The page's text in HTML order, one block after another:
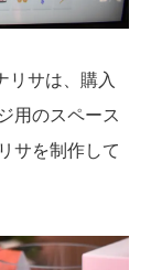
リサは、購入
用のスペース
サを制作して